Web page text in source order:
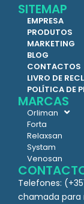
SITEMAP
EMPRESA
PRODUTOS
MARKETING
BLOG
CONTACTOS
LIVRO DE
POLÍTICA DE
MARCAS
Orliman
Forta
Relaxsan
Systam
Venosan
Telefones:
chamada para